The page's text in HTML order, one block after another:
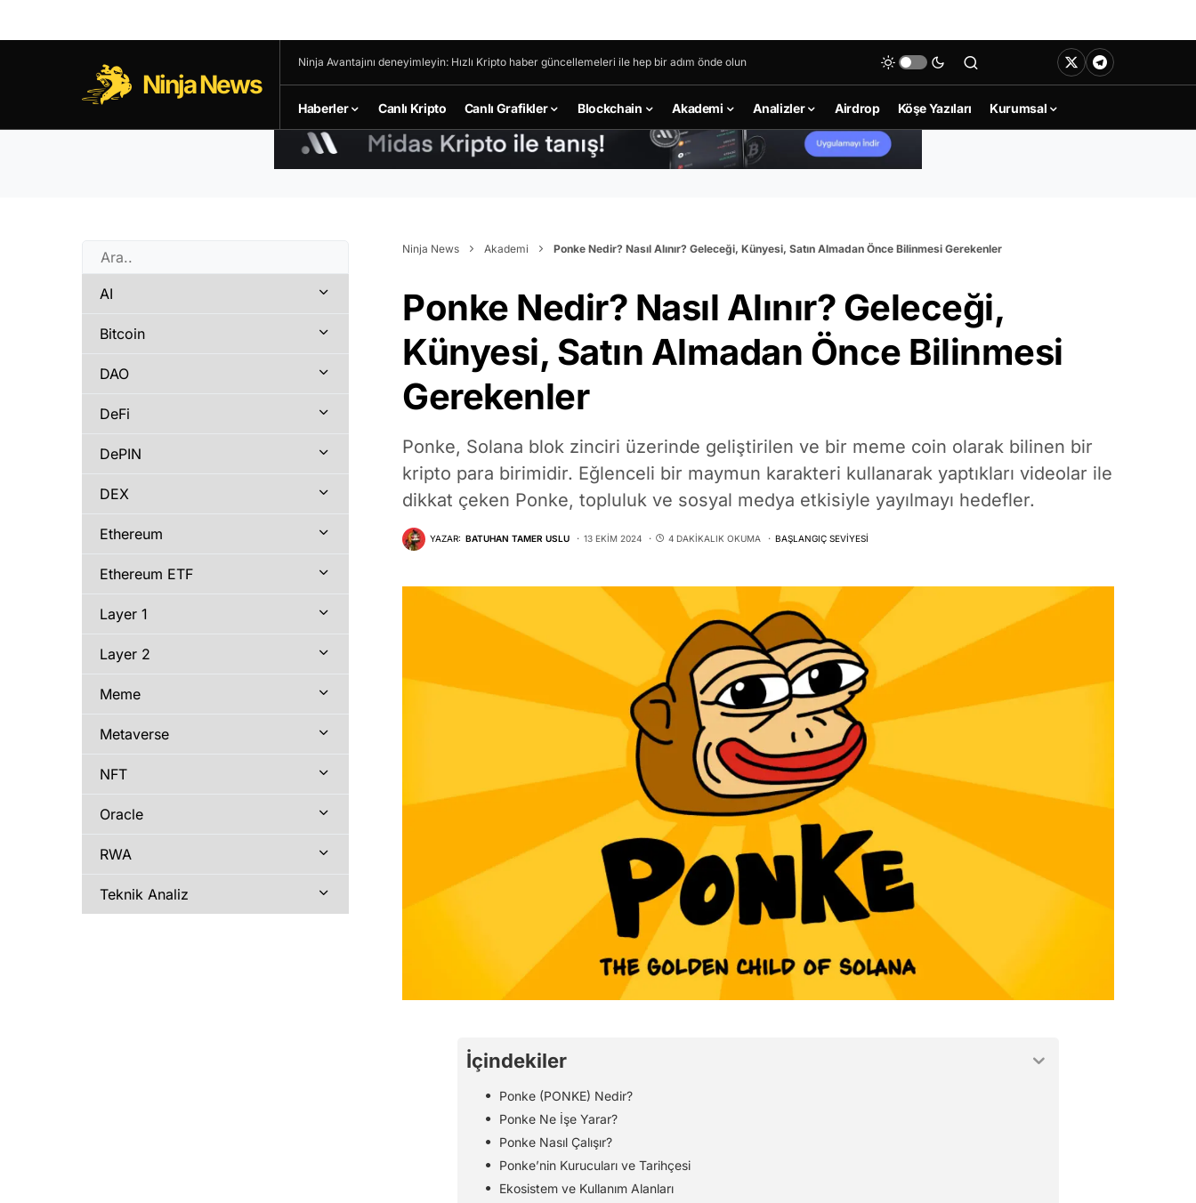
Ninja News
Ninja Avantajını deneyimleyin: Hızlı Kripto haber güncellemeleri ile hep bir adım önde olun
Haberler Canlı Kripto Canlı Grafikler Blockchain Akademi Analizler Airdrop Köşe Yazıları Kurumsal
Ninja News Akademi Ponke Nedir? Nasıl Alınır? Geleceği, Künyesi, Satın Almadan Önce Bilinmesi Gerekenler
Ponke Nedir? Nasıl Alınır? Geleceği,
Künyesi, Satın Almadan Önce Bilinmesi
Gerekenler
Ponke, Solana blok zinciri üzerinde geliştirilen ve bir meme coin olarak bilinen bir
kripto para birimidir. Eğlenceli bir maymun karakteri kullanarak yaptıkları videolar ile
dikkat çeken Ponke, topluluk ve sosyal medya etkisiyle yayılmayı hedefler.
YAZAR: BATUHAN TAMER USLU 13 EKIM 2024 4 DAKIKALIK OKUMA BAŞLANGIÇ SEVIYESI
İçindekiler
Ponke (PONKE) Nedir?
Ponke Ne İşe Yarar?
Ponke Nasıl Çalışır?
Ponke’nin Kurucuları ve Tarihçesi
Ekosistem ve Kullanım Alanları
AI
Bitcoin
DAO
DeFi
DePIN
DEX
Ethereum
Ethereum ETF
Layer 1
Layer 2
Meme
Metaverse
NFT
Oracle
RWA
Teknik Analiz